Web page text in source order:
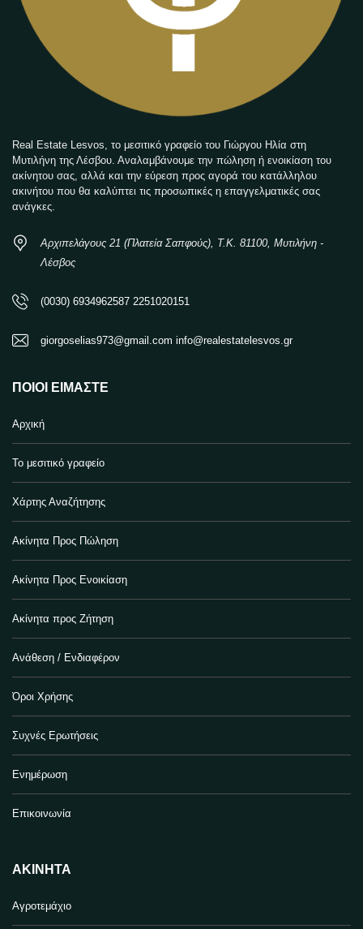
Real Estate Lesvos, το μεσιτικό γραφείο του Γιώργου Ηλία στη
Μυτιλήνη της Λέσβου. Αναλαμβάνουμε την πώληση ή ενοικίαση του
ακίνητου σας, αλλά και την εύρεση προς αγορά του κατάλληλου
ακινήτου που θα καλύπτει τις προσωπικές η επαγγελματικές σας
ανάγκες.
Αρχιπελάγους 21 (Πλατεία Σαπφούς), Τ.Κ. 81100, Μυτιλήνη -
Λέσβος
(0030) 6934962587 2251020151
giorgoselias973@gmail.com info@realestatelesvos.gr
ΠΟΙΟΙ ΕΊΜΑΣΤΕ
Αρχική
Το μεσιτικό γραφείο
Χάρτης Αναζήτησης
Ακίνητα Προς Πώληση
Ακίνητα Προς Ενοικίαση
Ακίνητα προς Ζήτηση
Ανάθεση / Ενδιαφέρον
Όροι Χρήσης
Συχνές Ερωτήσεις
Ενημέρωση
Επικοινωνία
ΑΚΊΝΗΤΑ
Αγροτεμάχιο